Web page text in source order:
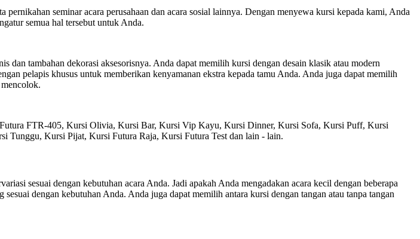
seminar acara perusahaan dan acara sosial lainnya. Dengan menyewa kursi kepada kami, Anda
semua hal tersebut untuk Anda.
dan tambahan dekorasi aksesorisnya. Anda dapat memilih kursi dengan desain klasik atau modern
pelapis khusus untuk memberikan kenyamanan ekstra kepada tamu Anda. Anda juga dapat memilih
FTR-405, Kursi Olivia, Kursi Bar, Kursi Vip Kayu, Kursi Dinner, Kursi Sofa, Kursi Puff, Kursi
Kursi Pijat, Kursi Futura Raja, Kursi Futura Test dan lain - lain.
sesuai dengan kebutuhan acara Anda. Jadi apakah Anda mengadakan acara kecil dengan beberapa
dengan kebutuhan Anda. Anda juga dapat memilih antara kursi dengan tangan atau tanpa tangan